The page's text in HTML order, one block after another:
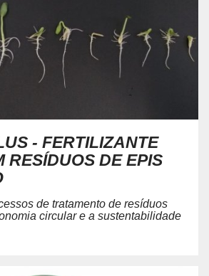
- FERTILIZANTE
RESÍDUOS DE EPIS
de tratamento de resíduos
circular e a sustentabilidade